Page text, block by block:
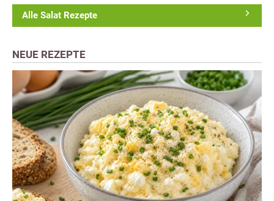
Alle Salat Rezepte
NEUE REZEPTE